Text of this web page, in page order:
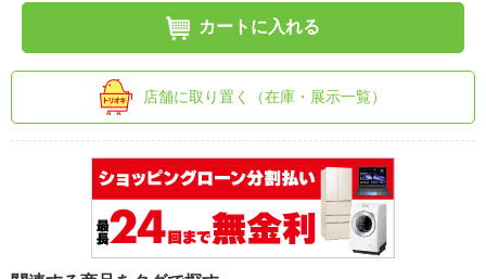
カートに入れる
店舗に取り置く（在庫・展示一覧）